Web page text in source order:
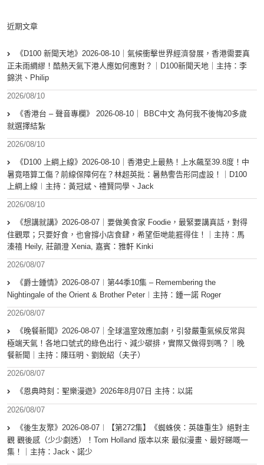
近期文章
《D100 新聞天地》2026-08-10｜氣候衝擊世界經濟發展，香港需要真
正未雨綢繆！酷熱天氣下港人應如何應對？｜D100新聞天地｜主持：李
錦洪、Philip
2026/08/10
《香港台 – 聲音專欄》 2026-08-10｜ BBC中文 為何我不後悔20多歲
就選擇結紮
2026/08/10
《D100 上綱上線》2026-08-10｜香港史上最熱！上水飆至39.8度！中
暑竟唔算工傷？前線保障何在？林超英批：暑熱警告形同虛設！｜D100
上綱上線︱主持：黃冠斌、禮賢同學、Jack
2026/08/10
《想講就講》2026-08-07｜要做美食家 Foodie，最緊要講真話，對得
住觀眾；只要好食，也會撐小店食肆，希望佢哋能捱得住！｜主持：馬
溱禧 Heily, 莊韻澄 Xenia, 嘉賓：雅軒 Kinki
2026/08/07
《爵士鍾情》2026-08-07︱第44季10集 – Remembering the
Nightingale of the Orient & Brother Peter︱主持：鍾一諾 Roger
2026/08/07
《晚餐新聞》2026-08-07｜全球溫室效應加劇，引發嚴重氣候反常與
極端天氣！各地口號式的綠色出行、減少碳排，實際又做得到嗎？｜晚
餐新聞｜主持：陳珏明、劉銳紹（夫子）
2026/08/07
《恩典時刻：聖樂漫遊》2026年8月07日 主持：以諾
2026/08/07
《後生友聚》2026-08-07︱【第272集】《蜘蛛俠：英雄重生》絕對主
觀 觀後感（少少劇透）！Tom Holland 版本以來 最似漫畫、最好睇嘅一
集！｜主持：Jack、諾少